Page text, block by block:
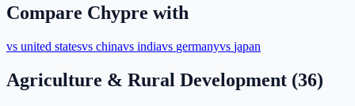
Compare Chypre with
vs united statesvs chinavs indiavs germanyvs japan
Agriculture & Rural Development (36)